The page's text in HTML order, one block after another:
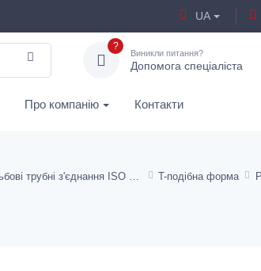
UA
?
Виникли питання?
Допомога спеціаліста
Про компанію Контакти
Різьбові трубні з'єднання ISO 8434-1 T-подібна форма